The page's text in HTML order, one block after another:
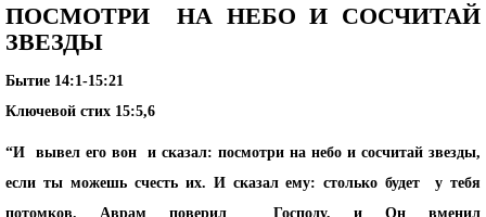
ПОСМОТРИ НА НЕБО И СОСЧИТАЙ
ЗВЕЗДЫ
Бытие 14:1-15:21
Ключевой стих 15:5,6
“И вывел его вон и сказал: посмотри на небо и сосчитай звезды,
если ты можешь счесть их. И сказал ему: столько будет у тебя
потомков. Аврам поверил Господу, и Он вменил